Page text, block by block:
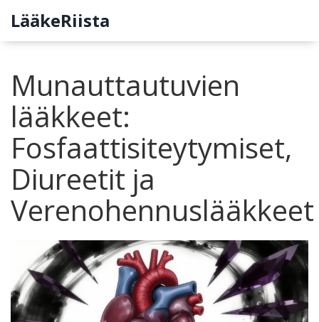
LääkeRiista
Munauttautuvien
lääkkeet:
Fosfaattisiteytymiset,
Diureetit ja
Verenohennuslääkkeet